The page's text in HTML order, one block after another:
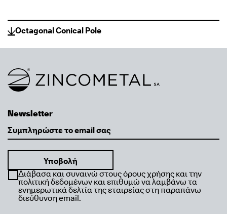
Octagonal Conical Pole
Link to homepage
Newsletter
Διάβασα και συναινώ στους όρους χρήσης και την
πολιτική δεδομένων και επιθυμώ να λαμβάνω τα
ενημερωτικά δελτία της εταιρείας στη παραπάνω
διεύθυνση email.